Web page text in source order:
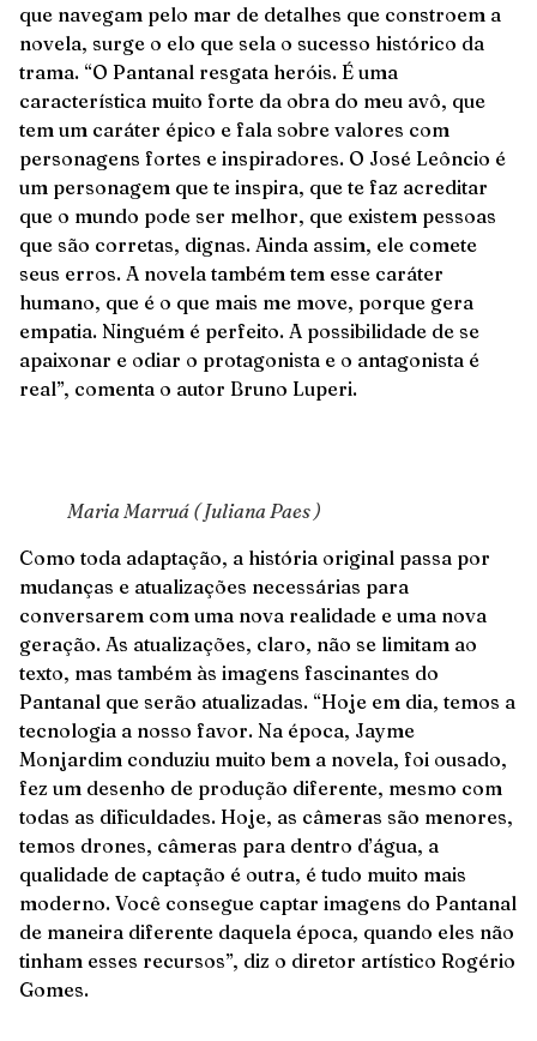
que navegam pelo mar de detalhes que constroem a
novela, surge o elo que sela o sucesso histórico da
trama. “O Pantanal resgata heróis. É uma
característica muito forte da obra do meu avô, que
tem um caráter épico e fala sobre valores com
personagens fortes e inspiradores. O José Leôncio é
um personagem que te inspira, que te faz acreditar
que o mundo pode ser melhor, que existem pessoas
que são corretas, dignas. Ainda assim, ele comete
seus erros. A novela também tem esse caráter
humano, que é o que mais me move, porque gera
empatia. Ninguém é perfeito. A possibilidade de se
apaixonar e odiar o protagonista e o antagonista é
real”, comenta o autor Bruno Luperi.
Maria Marruá ( Juliana Paes )
Como toda adaptação, a história original passa por
mudanças e atualizações necessárias para
conversarem com uma nova realidade e uma nova
geração. As atualizações, claro, não se limitam ao
texto, mas também às imagens fascinantes do
Pantanal que serão atualizadas. “Hoje em dia, temos a
tecnologia a nosso favor. Na época, Jayme
Monjardim conduziu muito bem a novela, foi ousado,
fez um desenho de produção diferente, mesmo com
todas as dificuldades. Hoje, as câmeras são menores,
temos drones, câmeras para dentro d’água, a
qualidade de captação é outra, é tudo muito mais
moderno. Você consegue captar imagens do Pantanal
de maneira diferente daquela época, quando eles não
tinham esses recursos”, diz o diretor artístico Rogério
Gomes.